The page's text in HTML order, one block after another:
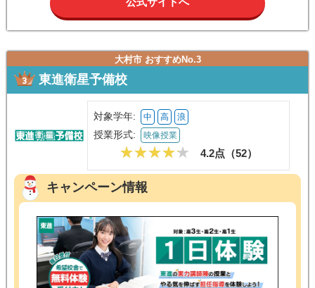
大村市 おすすめNo.3
東進衛星予備校
対象学年: 中 高 浪
授業形式: 映像授業
4.2点（52）
キャンペーン情報